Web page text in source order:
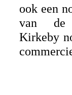
ook een
van de
Kirkeby